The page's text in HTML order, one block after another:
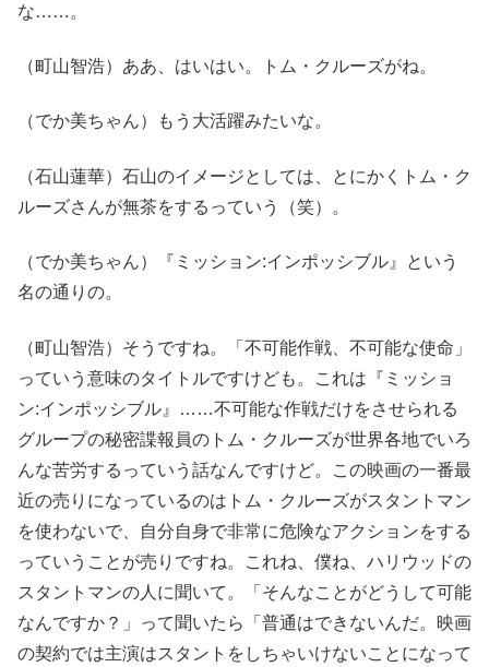
な……。
（町山智浩）ああ、はいはい。トム・クルーズがね。
（でか美ちゃん）もう大活躍みたいな。
（石山蓮華）石山のイメージとしては、とにかくトム・ク
ルーズさんが無茶をするっていう（笑）。
（でか美ちゃん）『ミッション:インポッシブル』という
名の通りの。
（町山智浩）そうですね。「不可能作戦、不可能な使命」
っていう意味のタイトルですけども。これは『ミッショ
ン:インポッシブル』……不可能な作戦だけをさせられる
グループの秘密諜報員のトム・クルーズが世界各地でいろ
んな苦労するっていう話なんですけど。この映画の一番最
近の売りになっているのはトム・クルーズがスタントマン
を使わないで、自分自身で非常に危険なアクションをする
っていうことが売りですね。これね、僕ね、ハリウッドの
スタントマンの人に聞いて。「そんなことがどうして可能
なんですか？」って聞いたら「普通はできないんだ。映画
の契約では主演はスタントをしちゃいけないことになって